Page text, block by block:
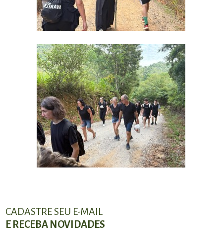
CADASTRE SEU E-MAIL
E RECEBA NOVIDADES